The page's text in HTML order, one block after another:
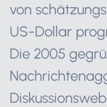
von
US-Dollar
Die 2005